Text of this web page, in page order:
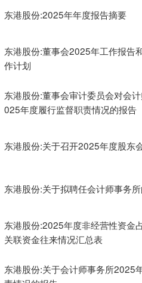
东港股份:2025年年度报告摘要
东港股份:董事会2025年工作报告
作计划
东港股份:董事会审计委员会对会
025年度履行监督职责情况的报告
东港股份:关于召开2025年度股东
东港股份:关于拟聘任会计师事务
东港股份:2025年度非经营性资金
关联资金往来情况汇总表
东港股份:关于会计师事务所2025